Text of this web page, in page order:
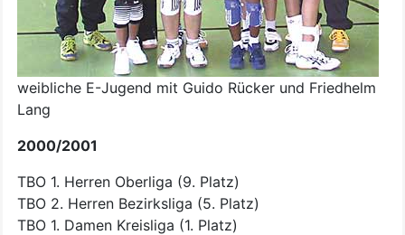
weibliche E-Jugend mit Guido Rücker und Friedhelm
Lang
2000/2001
TBO 1. Herren Oberliga (9. Platz)
TBO 2. Herren Bezirksliga (5. Platz)
TBO 1. Damen Kreisliga (1. Platz)